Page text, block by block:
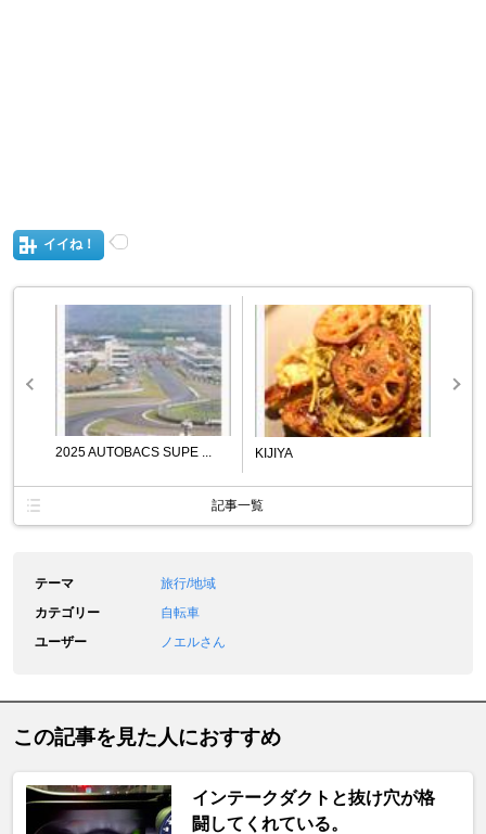
イイね！
2025 AUTOBACS SUPE ... KIJIYA
記事一覧
テーマ
旅行/地域
カテゴリー
自転車
ユーザー
ノエルさん
この記事を見た人におすすめ
インテークダクトと抜け穴が格
闘してくれている。